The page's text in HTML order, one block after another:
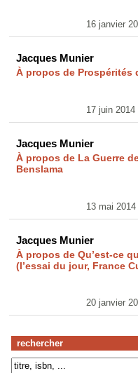
rechercher
16 janvier
17 juin 2014
Jacques Munier
À propos de Prospérités
13 mai 2014
Jacques Munier
À propos de La Guerre
Benslama
20 janvier
Jacques Munier
À propos de Qu’est-ce
(l’essai du jour, France